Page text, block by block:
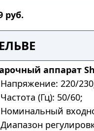
руб.
аппарат
Напряжение: 220/
Частота (Гц): 50/60;
Номинальный
Диапазон